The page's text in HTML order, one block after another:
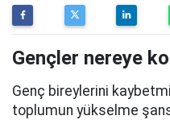
Gençler nereye
Genç bireylerini
toplumun yükselme